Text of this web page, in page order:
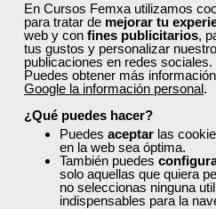
En Cursos Femxa utilizamos
para tratar de mejorar tu
web y con fines publicitarios,
tus gustos y personalizar
publicaciones en redes sociales.
Puedes obtener más
Google la información personal.
¿Qué puedes hacer?
Puedes aceptar las
en la web sea óptima.
También puedes
solo aquellas que quiera
no seleccionas ninguna
indispensables para la
Titulación
Entidades
Formación 100% Subvencionada por: